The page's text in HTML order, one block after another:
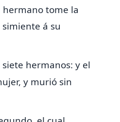
hermano tome la
á su
hermanos: y el
y murió sin